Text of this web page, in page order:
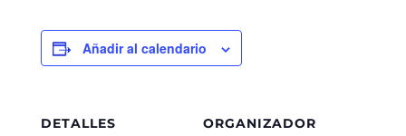
Añadir al calendario
DETALLES ORGANIZADOR